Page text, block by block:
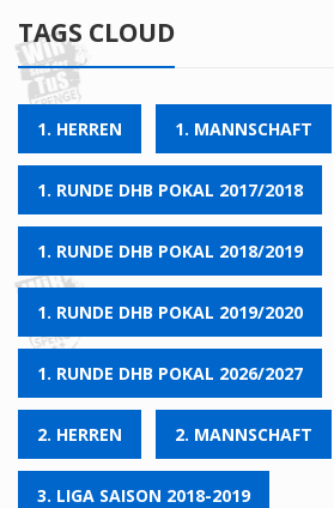
TAGS CLOUD
1. HERREN 1. MANNSCHAFT
1. RUNDE DHB POKAL 2017/2018
1. RUNDE DHB POKAL 2018/2019
1. RUNDE DHB POKAL 2019/2020
1. RUNDE DHB POKAL 2026/2027
2. HERREN 2. MANNSCHAFT
3. LIGA SAISON 2018-2019